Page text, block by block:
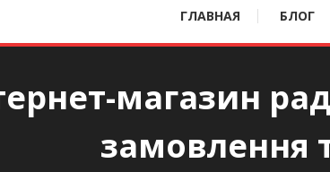
ГЛАВНАЯ БЛОГ
магазин
замовлення